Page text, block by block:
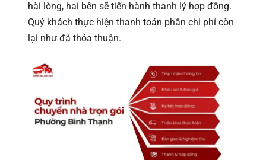
hài lòng, hai bên sẽ tiến hành thanh lý hợp đồng.
Quý khách thực hiện thanh toán phần chi phí còn
lại như đã thỏa thuận.